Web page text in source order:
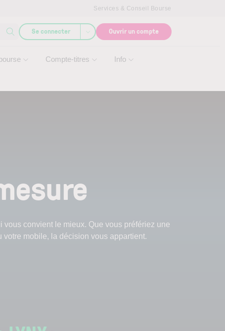
Services & Conseil Bourse
Compte-titres Info
Se connecter Ouvrir un compte
convient le mieux. Que vous préfériez une
mobile, la décision vous appartient.